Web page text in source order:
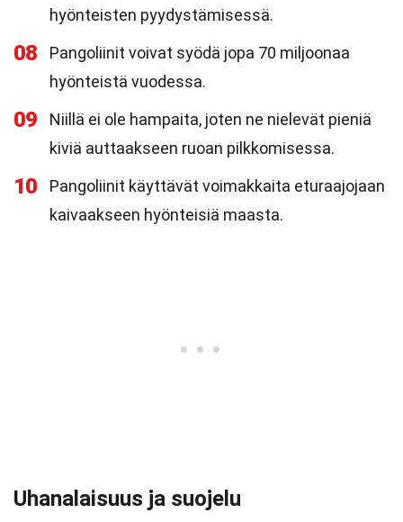
hyönteisten pyydystämisessä.
08
Pangoliinit voivat syödä jopa 70 miljoonaa
hyönteistä vuodessa.
09
Niillä ei ole hampaita, joten ne nielevät pieniä
kiviä auttaakseen ruoan pilkkomisessa.
10
Pangoliinit käyttävät voimakkaita eturaajojaan
kaivaakseen hyönteisiä maasta.
Uhanalaisuus ja suojelu